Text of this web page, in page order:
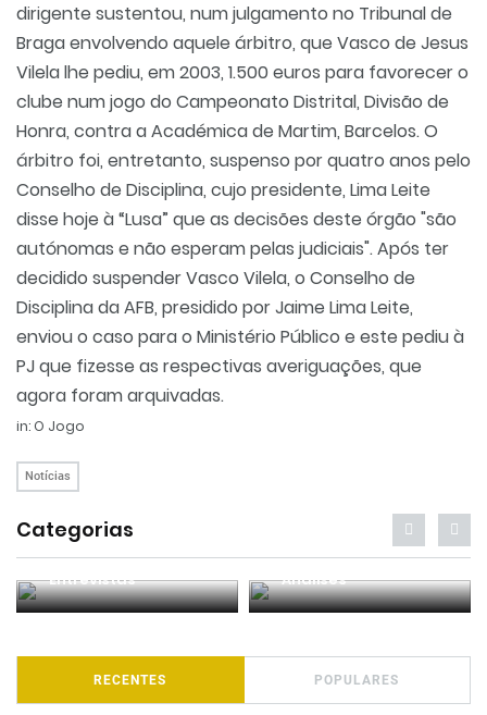
dirigente sustentou, num julgamento no Tribunal de
Braga envolvendo aquele árbitro, que Vasco de Jesus
Vilela lhe pediu, em 2003, 1.500 euros para favorecer o
clube num jogo do Campeonato Distrital, Divisão de
Honra, contra a Académica de Martim, Barcelos. O
árbitro foi, entretanto, suspenso por quatro anos pelo
Conselho de Disciplina, cujo presidente, Lima Leite
disse hoje à “Lusa” que as decisões deste órgão "são
autónomas e não esperam pelas judiciais". Após ter
decidido suspender Vasco Vilela, o Conselho de
Disciplina da AFB, presidido por Jaime Lima Leite,
enviou o caso para o Ministério Público e este pediu à
PJ que fizesse as respectivas averiguações, que
agora foram arquivadas.
in: O Jogo
Notícias
Categorias
Entrevistas Análises
RECENTES POPULARES